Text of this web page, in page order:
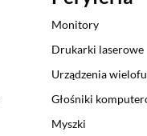
Monitory
Drukarki laserowe
Urządzenia
Głośniki
Myszki